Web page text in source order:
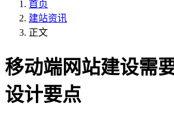
首页
建站资讯
正文
移动端网站建设需
设计要点